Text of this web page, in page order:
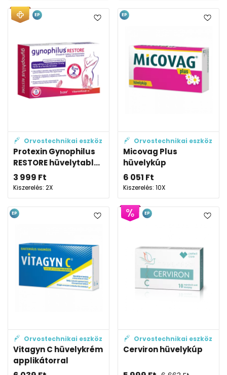
Orvostechnikai eszköz
Protexin Gynophilus
RESTORE hüvelytabl...
3 999 Ft
Kiszerelés: 2X
EP
Orvostechnikai eszköz
Micovag Plus
hüvelykúp
6 051 Ft
Kiszerelés: 10X
EP
Orvostechnikai eszköz
Vitagyn C hüvelykrém
applikátorral
EP
Orvostechnikai eszköz
Cerviron hüvelykúp
EP